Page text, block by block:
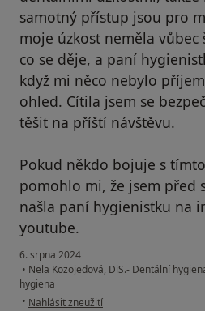
samotný přístup jsou pro
moje úzkost neměla vůbec
co se děje, a paní
když mi něco nebylo
ohled. Cítila jsem se
těšit na příští návštěvu.
Pokud někdo bojuje s
pomohlo mi, že jsem před
našla paní hygienistku na
youtube.
6. srpna 2024
• Nela Kozojedová, DiS.- Dentální
hygiena
• podle názoru uživatele Martina K.
Nahlásit zneužití